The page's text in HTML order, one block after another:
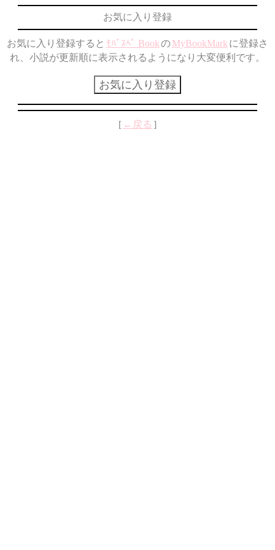
お気に入り登録
お気に入り登録すると ﾓﾊﾞｽﾍﾟ BookのMyBookMark に登録さ
れ、小説が更新順に表示されるようになり大変便利です。
[ ←戻る ]